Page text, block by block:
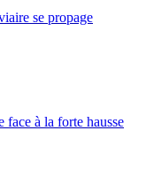
se propage
à la forte hausse